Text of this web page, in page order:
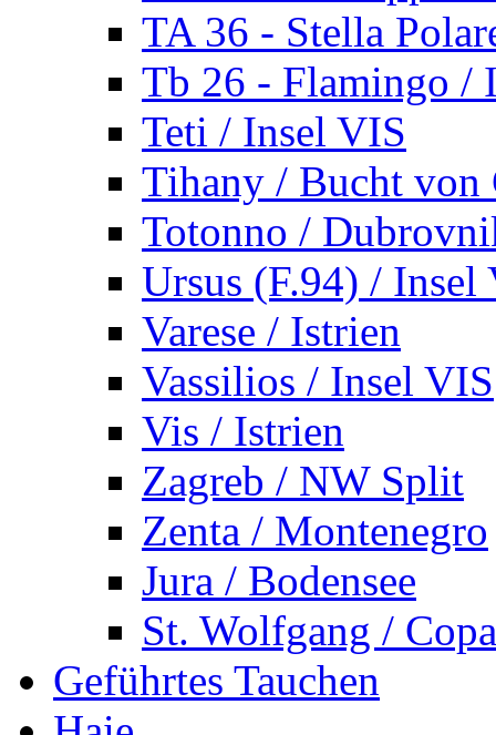
TA 36 - Stella
Tb 26 - Flamingo /
Teti / Insel VIS
Tihany / Bucht von
Totonno /
Ursus (F.94) / Insel
Varese / Istrien
Vassilios / Insel VIS
Vis / Istrien
Zagreb / NW Split
Zenta / Montenegro
Jura / Bodensee
St. Wolfgang /
Geführtes Tauchen